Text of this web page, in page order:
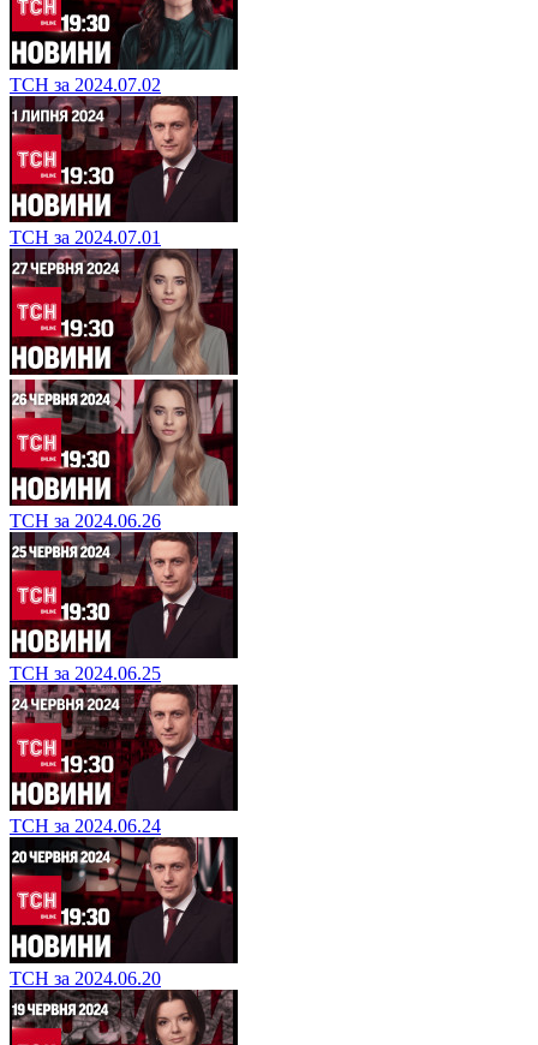
ТСН за 2024.07.02
ТСН за 2024.07.01
ТСН за 2024.06.26
ТСН за 2024.06.25
ТСН за 2024.06.24
ТСН за 2024.06.20